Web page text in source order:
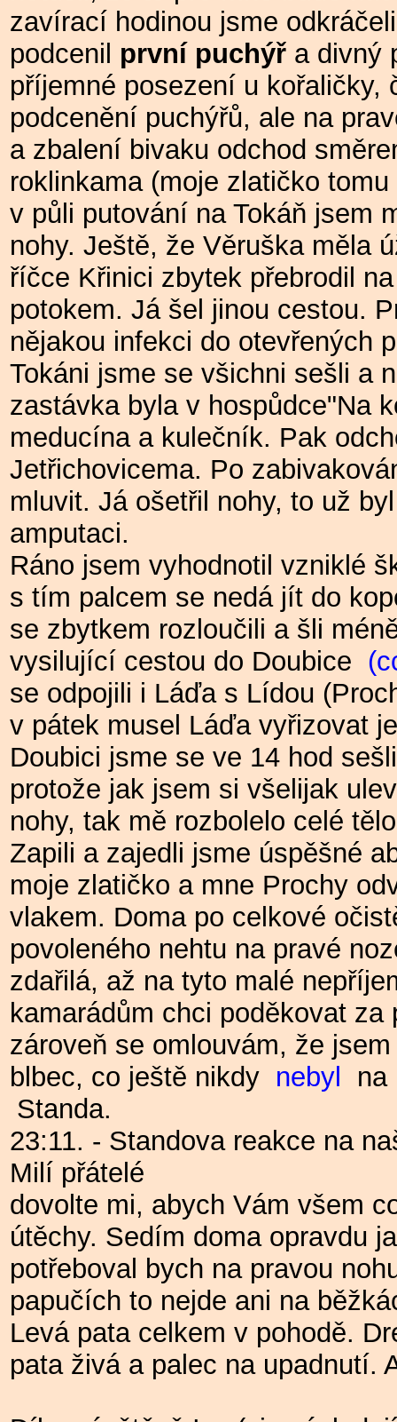
zavírací hodinou jsme
podcenil první puchýř a divný
příjemné posezení u kořaličky,
podcenění puchýřů, ale na
a zbalení bivaku odchod
roklinkama (moje zlatičko
v půli putování na Tokáň jsem
nohy. Ještě, že Věruška měla
říčce Křinici zbytek přebrodil
potokem. Já šel jinou cestou.
nějakou infekci do otevřených
Tokáni jsme se všichni sešli a
zastávka byla v hospůdce"Na
meducína a kulečník. Pak
Jetřichovicema. Po
mluvit. Já ošetřil nohy, to už
amputaci.
Ráno jsem vyhodnotil vzniklé
s tím palcem se nedá jít do
se zbytkem rozloučili a šli
vysilující cestou do Doubice
se odpojili i Láďa s Lídou
v pátek musel Láďa vyřizovat
Doubici jsme se ve 14 hod
protože jak jsem si všelijak
nohy, tak mě rozbolelo celé
Zapili a zajedli jsme úspěšné
moje zlatičko a mne Prochy
vlakem. Doma po celkové
povoleného nehtu na pravé
zdařilá, až na tyto malé
kamarádům chci poděkovat
zároveň se omlouvám, že
blbec, co ještě nikdy nebyl
na
Standa.
23:11. - Standova reakce na
Milí přátelé
dovolte mi, abych Vám všem
útěchy. Sedím doma opravdu
potřeboval bych na pravou
papučích to nejde ani na
Levá pata celkem v pohodě.
pata živá a palec na upadnutí.